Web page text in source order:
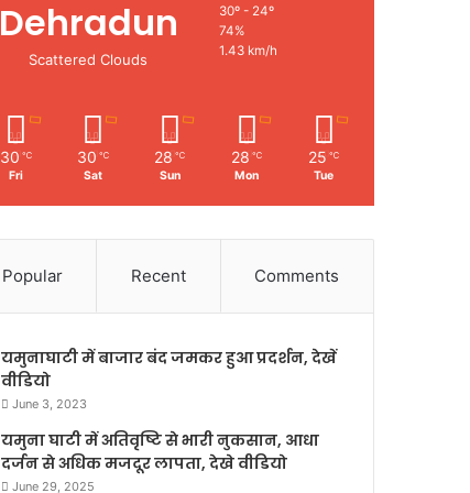
Dehradun
Scattered Clouds
30º - 24º
74%
1.43 km/h
30 ℃
Fri
30 ℃
Sat
28 ℃
Sun
28 ℃
Mon
25 ℃
Tue
Popular Recent Comments
यमुनाघाटी में बाजार बंद जमकर हुआ प्रदर्शन, देखें
वीडियो
June 3, 2023
यमुना घाटी में अतिवृष्टि से भारी नुकसान, आधा
दर्जन से अधिक मजदूर लापता, देखे वीडियो
June 29, 2025